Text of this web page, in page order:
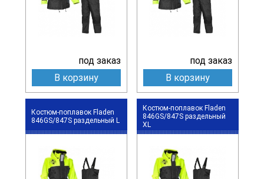
под заказ
В корзину
под заказ
В корзину
Костюм-поплавок Fladen
846GS/847S раздельный L
Костюм-поплавок Fladen
846GS/847S раздельный
XL